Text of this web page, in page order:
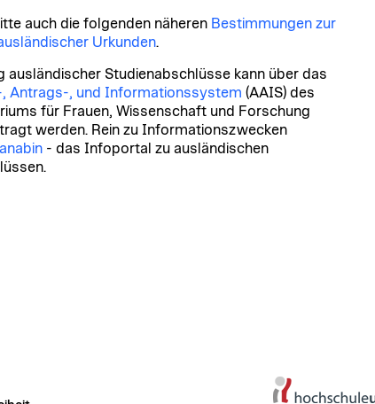
auch die folgenden näheren Bestimmungen zur
Urkunden.
ausländischer Studienabschlüsse kann über das
, Antrags-, und Informationssystem (AAIS) des
für Frauen, Wissenschaft und Forschung
werden. Rein zu Informationszwecken
anabin- das Infoportal zu ausländischen